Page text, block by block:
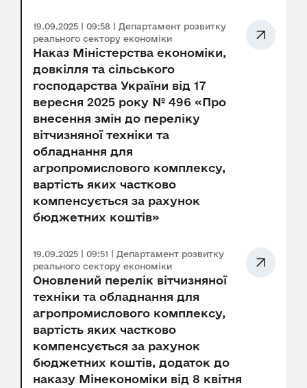
19.09.2025 | 09:58 | Департамент розвитку
реального сектору економіки
Наказ Міністерства економіки,
довкілля та сільського
господарства України від 17
вересня 2025 року № 496 «Про
внесення змін до переліку
вітчизняної техніки та
обладнання для
агропромислового комплексу,
вартість яких частково
компенсується за рахунок
бюджетних коштів»
19.09.2025 | 09:51 | Департамент розвитку
реального сектору економіки
Оновлений перелік вітчизняної
техніки та обладнання для
агропромислового комплексу,
вартість яких частково
компенсується за рахунок
бюджетних коштів, додаток до
наказу Мінекономіки від 8 квітня